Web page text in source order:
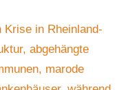
in Rheinland-
abgehängte
marode